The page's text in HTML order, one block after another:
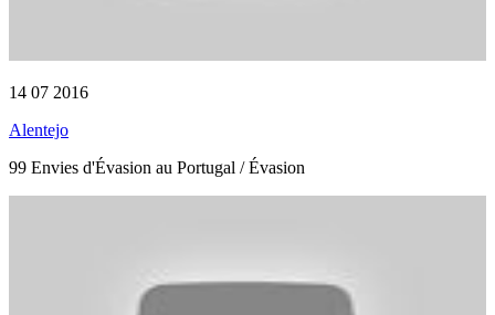
14 07 2016
Alentejo
99 Envies d'Évasion au Portugal / Évasion